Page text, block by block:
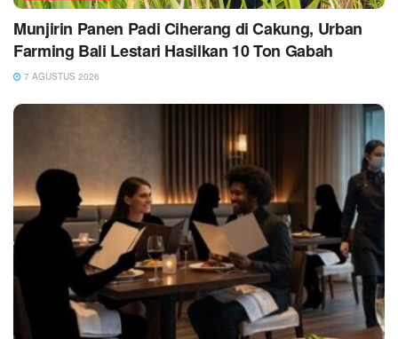
Munjirin Panen Padi Ciherang di Cakung, Urban
Farming Bali Lestari Hasilkan 10 Ton Gabah
7 AGUSTUS 2026